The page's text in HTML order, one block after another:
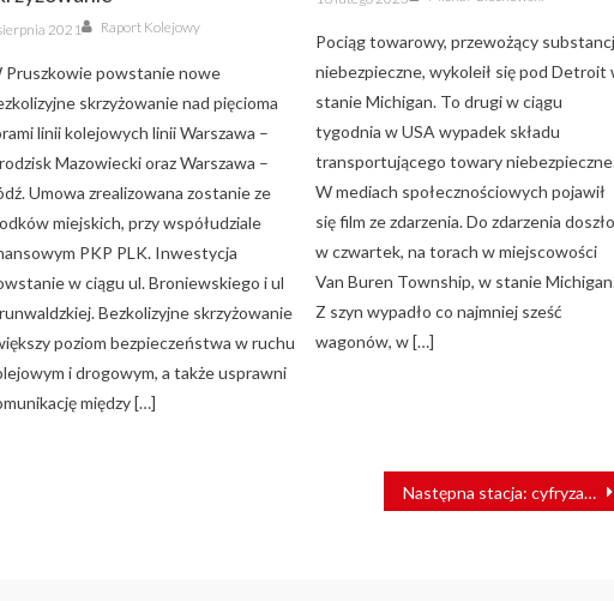
2021 Author
Raport Kolejowy
Pruszkowie powstanie nowe
skrzyżowanie nad pięcioma
linii kolejowych linii Warszawa –
Mazowiecki oraz Warszawa –
Umowa zrealizowana zostanie ze
miejskich, przy współudziale
PKP PLK. Inwestycja
w ciągu ul. Broniewskiego i ul
Bezkolizyjne skrzyżowanie
poziom bezpieczeństwa w ruchu
i drogowym, a także usprawni
między […]
on
Pociąg towarowy, przewożący
niebezpieczne, wykoleił się pod Detroit
stanie Michigan. To drugi w ciągu
tygodnia w USA wypadek składu
transportującego towary
W mediach społecznościowych pojawił
się film ze zdarzenia. Do zdarzenia
w czwartek, na torach w miejscowości
Van Buren Township, w stanie
Z szyn wypadło co najmniej sześć
wagonów, w […]
Następna stacja: cyfryzacja